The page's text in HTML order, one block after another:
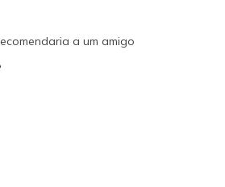
a um amigo